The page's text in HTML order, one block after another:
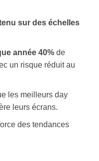
sur des échelles
année 40% de
un risque réduit au
les meilleurs day
leurs écrans.
des tendances